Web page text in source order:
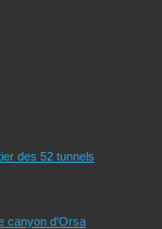
des 52 tunnels
canyon d'Orsa